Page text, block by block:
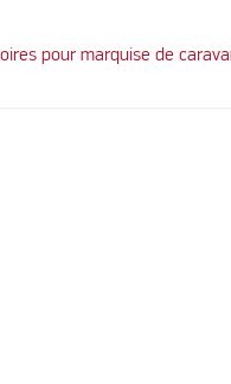
pour marquise de